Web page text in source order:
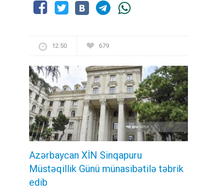
12:50 679
Azərbaycan XİN Sinqapuru
Müstəqillik Günü münasibətilə təbrik
edib